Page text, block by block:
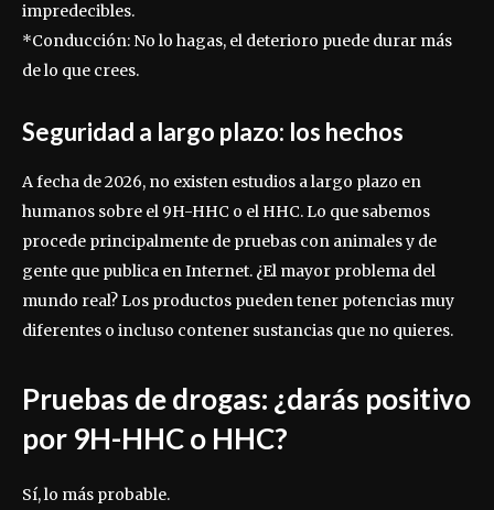
impredecibles.
*Conducción: No lo hagas, el deterioro puede durar más
de lo que crees.
Seguridad a largo plazo: los hechos
A fecha de 2026, no existen estudios a largo plazo en
humanos sobre el 9H-HHC o el HHC. Lo que sabemos
procede principalmente de pruebas con animales y de
gente que publica en Internet. ¿El mayor problema del
mundo real? Los productos pueden tener potencias muy
diferentes o incluso contener sustancias que no quieres.
Pruebas de drogas: ¿darás positivo
por 9H-HHC o HHC?
Sí, lo más probable.